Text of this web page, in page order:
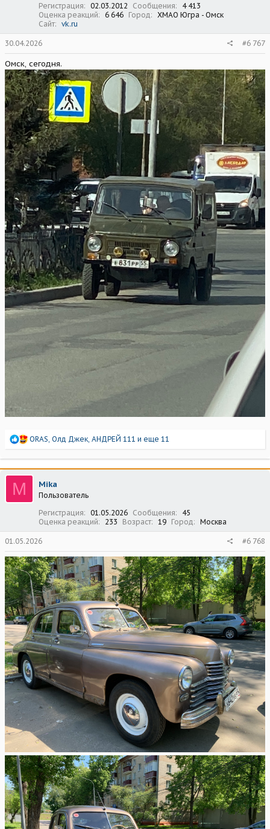
Регистрация 02.03.2012 Сообщения
4 413
Оценка реакций
6 646 Город
ХМАО Югра - Омск
Сайт
vk.ru
30.04.2026 #6 767
Омск, сегодня.
Р
а
к
ц
ORAS, Олд Джек, АНДРЕЙ 111 и еще 11
M Mika
Пользователь
Регистрация
01.05.2026 Сообщения
45
Оценка реакций
233 Возраст 19 Город Москва
01.05.2026 #6 768